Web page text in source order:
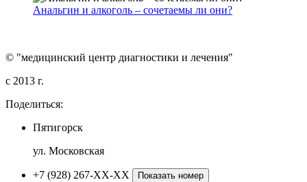
Анальгин и алкоголь – сочетаемы ли они?
© "медицинский центр диагностики и лечения"
c 2013 г.
Поделиться:
Пятигорск
ул. Московская
+7 (928) 267-XX-XX Показать номер